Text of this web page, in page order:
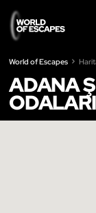
World of Escapes
ADANA
ODALARI